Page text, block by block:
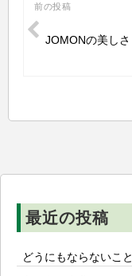
稿
ナ
シ
ン
前の投稿
JOMONの美しさ
最近の投稿
どうにもならないこと